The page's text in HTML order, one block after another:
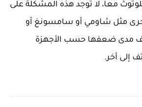
معا، لا توجد هذه المشكلة على
مثل شاومي أو سامسونغ أو
مدى ضعفها حسب الأجهزة
إلى أخر.